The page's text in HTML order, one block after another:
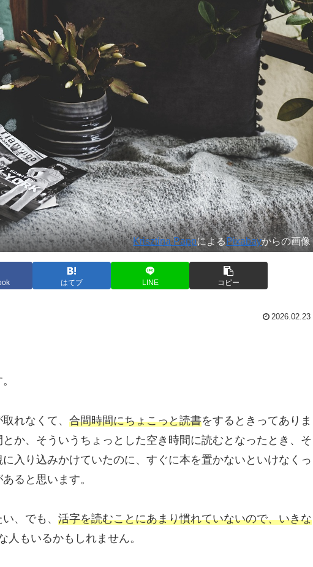
Krisztina PappによるPixabayからの画像
はてブ LINE コピー
2026.02.23
れなくて、 合間時間にちょこっと読書をするときってありま
か、そういうちょっとした空き時間に読むとなったとき、そ
入り込みかけていたのに、すぐに本を置かないといけなくっ
ると思います。
、でも、 活字を読むことにあまり慣れていないので、いきな
人もいるかもしれません。